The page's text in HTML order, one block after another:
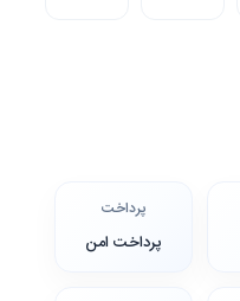
پرداخت
پرداخت امن